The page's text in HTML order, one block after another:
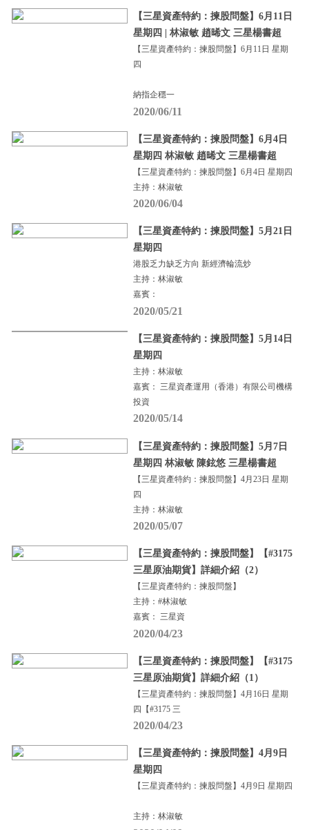
【三星資產特約：揀股問盤】6月11日
星期四 | 林淑敏 趙晞文 三星楊書超
【三星資產特約：揀股問盤】6月11日 星期
四
納指企穩一
2020/06/11
【三星資產特約：揀股問盤】6月4日
星期四 林淑敏 趙晞文 三星楊書超
【三星資產特約：揀股問盤】6月4日 星期四
主持：林淑敏
2020/06/04
【三星資產特約：揀股問盤】5月21日
星期四
港股乏力缺乏方向 新經濟輪流炒
主持：林淑敏
嘉賓：
2020/05/21
【三星資產特約：揀股問盤】5月14日
星期四
主持：林淑敏
嘉賓： 三星資產運用（香港）有限公司機構
投資
2020/05/14
【三星資產特約：揀股問盤】5月7日
星期四 林淑敏 陳鉉悠 三星楊書超
【三星資產特約：揀股問盤】4月23日 星期
四
主持：林淑敏
2020/05/07
【三星資產特約：揀股問盤】【#3175
三星原油期貨】詳細介紹（2）
【三星資產特約：揀股問盤】
主持：#林淑敏
嘉賓： 三星資
2020/04/23
【三星資產特約：揀股問盤】【#3175
三星原油期貨】詳細介紹（1）
【三星資產特約：揀股問盤】4月16日 星期
四【#3175 三
2020/04/23
【三星資產特約：揀股問盤】4月9日
星期四
【三星資產特約：揀股問盤】4月9日 星期四
主持：林淑敏